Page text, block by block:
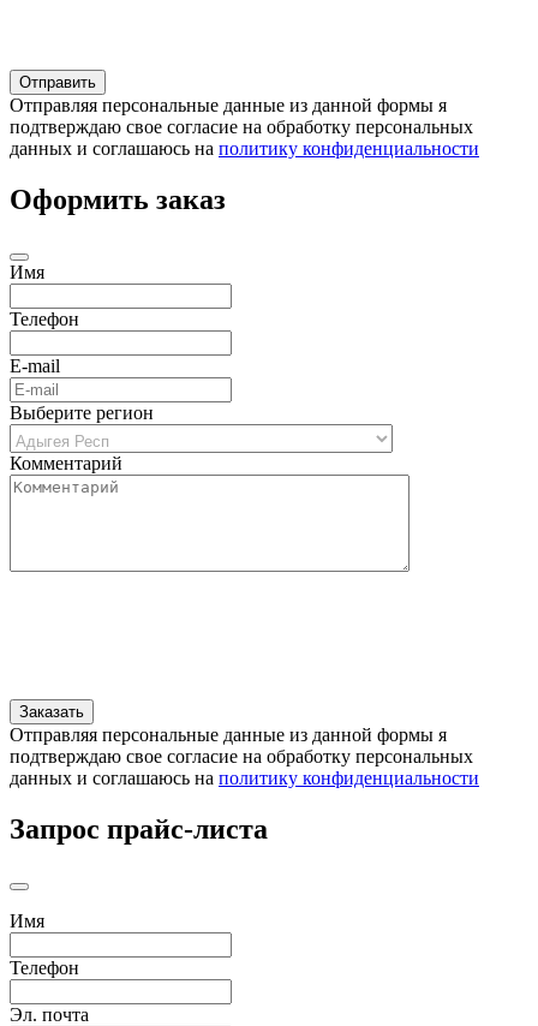
Отправляя персональные данные из данной формы я
подтверждаю свое согласие на обработку персональных
данных и соглашаюсь на политику конфиденциальности
Оформить заказ
Имя
Телефон
E-mail
Выберите регион
Комментарий
Отправляя персональные данные из данной формы я
подтверждаю свое согласие на обработку персональных
данных и соглашаюсь на политику конфиденциальности
Запрос прайс-листа
Имя
Телефон
Эл. почта